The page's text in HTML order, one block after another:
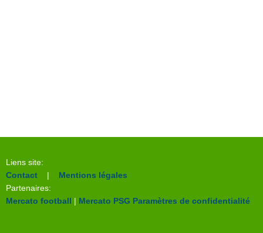
Liens site:
Contact | Mentions légales
Partenaires:
Mercato football | Mercato PSG Paramètres de confidentialité